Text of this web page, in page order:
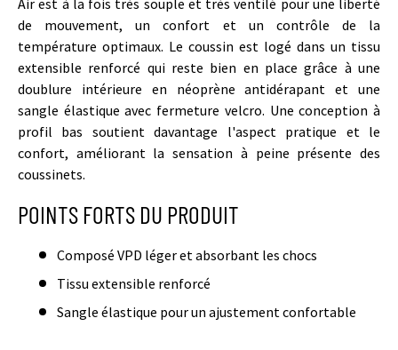
de mouvement, un confort et un contrôle de la
température optimaux. Le coussin est logé dans un tissu
extensible renforcé qui reste bien en place grâce à une
doublure intérieure en néoprène antidérapant et une
sangle élastique avec fermeture velcro. Une conception à
profil bas soutient davantage l'aspect pratique et le
confort, améliorant la sensation à peine présente des
coussinets.
POINTS FORTS DU PRODUIT
Composé VPD léger et absorbant les chocs
Tissu extensible renforcé
Sangle élastique pour un ajustement confortable